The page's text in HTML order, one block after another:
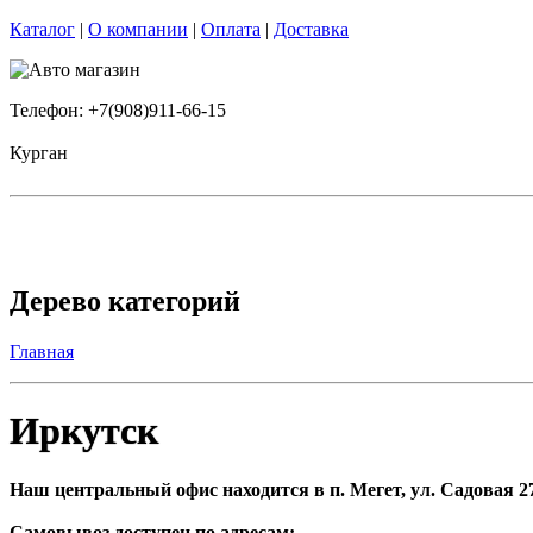
Каталог | О компании | Оплата | Доставка
Телефон: +7(908)911-66-15
Курган
Дерево категорий
Главная
Иркутск
Наш центральный офис находится в п. Мегет, ул. Садовая